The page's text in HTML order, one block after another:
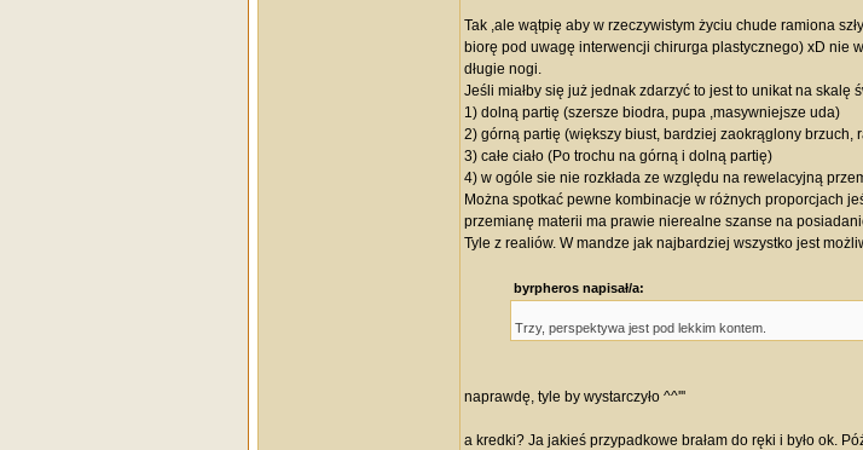
Tak ,ale wątpię aby w rzeczywistym życiu chude ramiona
biorę pod uwagę interwencji chirurga plastycznego) xD nie
długie nogi.
Jeśli miałby się już jednak zdarzyć to jest to unikat na skalę
1) dolną partię (szersze biodra, pupa ,masywniejsze uda)
2) górną partię (większy biust, bardziej zaokrąglony brzuch,
3) całe ciało (Po trochu na górną i dolną partię)
4) w ogóle sie nie rozkłada ze względu na rewelacyjną
Można spotkać pewne kombinacje w różnych proporcjach
przemianę materii ma prawie nierealne szanse na
Tyle z realiów. W mandze jak najbardziej wszystko jest
byrpheros napisał/a:
Trzy, perspektywa jest pod lekkim kontem.
naprawdę, tyle by wystarczyło ^^'''
a kredki? Ja jakieś przypadkowe brałam do ręki i było ok.